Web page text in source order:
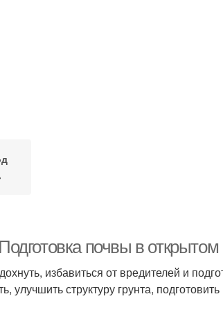
почвы в открытом
избавиться от вредителей и
структуру грунта, подготовить